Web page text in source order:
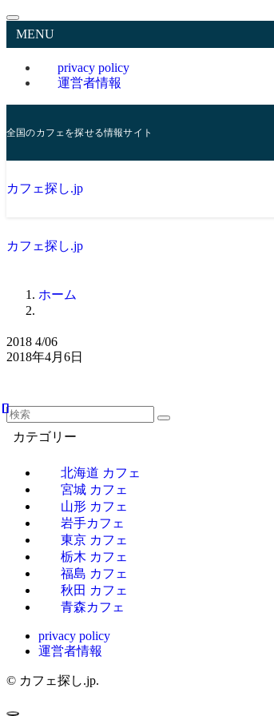
MENU
privacy policy
運営者情報
全国のカフェを探せる情報サイト
カフェ探し.jp
カフェ探し.jp
ホーム
2018 4/06
2018年4月6日
カテゴリー
北海道 カフェ
宮城 カフェ
山形 カフェ
岩手カフェ
東京 カフェ
栃木 カフェ
福島 カフェ
秋田 カフェ
青森カフェ
privacy policy
運営者情報
© カフェ探し.jp.